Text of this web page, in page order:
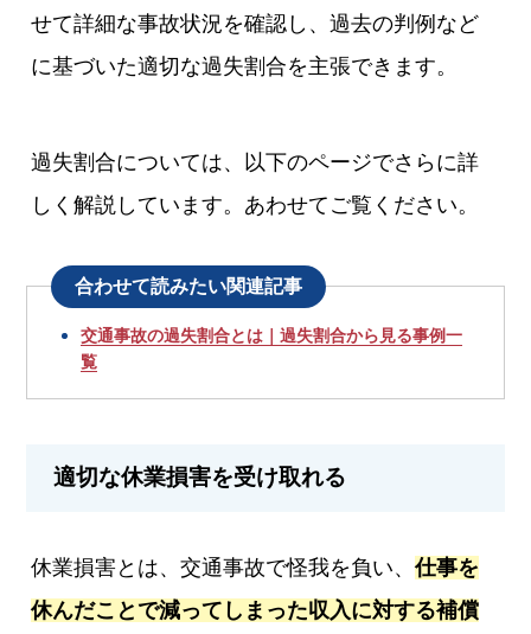
せて詳細な事故状況を確認し、過去の判例など
に基づいた適切な過失割合を主張できます。
過失割合については、以下のページでさらに詳
しく解説しています。あわせてご覧ください。
合わせて読みたい関連記事
交通事故の過失割合とは｜過失割合から見る事例一
覧
適切な休業損害を受け取れる
休業損害とは、交通事故で怪我を負い、仕事を
休んだことで減ってしまった収入に対する補償